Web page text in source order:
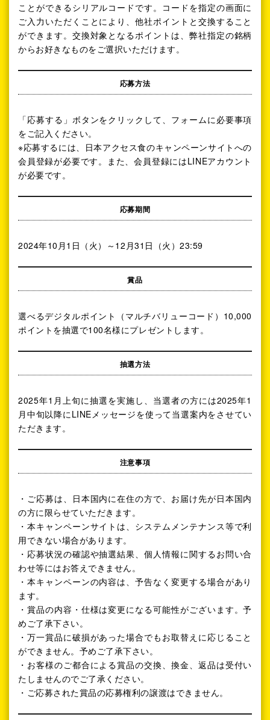
ことができるシリアルコードです。コードを指定の画面に
ご入力いただくことにより、他社ポイントと交換すること
ができます。交換対象となるポイントは、弊社指定の銘柄
からお好きなものをご選択いただけます。
応募方法
「応募する」ボタンをクリックして、フォームに必要事項
をご記入ください。
※応募するには、日本アクセス食のキャンペーンサイトへの
会員登録が必要です。また、会員登録にはLINEアカウント
が必要です。
応募期間
2024年10月1日（火）～12月31日（火）23:59
賞品
選べるデジタルポイント（マルチバリューコード）10,000
ポイントを抽選で100名様にプレゼントします。
抽選方法
2025年1月上旬に抽選を実施し、当選者の方には2025年1
月中旬以降にLINEメッセージを使って当選案内をさせてい
ただきます。
注意事項
・ご応募は、日本国内に在住の方で、お届け先が日本国内
の方に限らせていただきます。
・本キャンペーンサイトは、システムメンテナンス等で利
用できない場合があります。
・応募状況の確認や抽選結果、個人情報に関するお問い合
わせ等にはお答えできません。
・本キャンペーンの内容は、予告なく変更する場合があり
ます。
・賞品の内容・仕様は変更になる可能性がございます。予
めご了承下さい。
・万一賞品に破損があった場合でもお取替えに応じること
ができません。予めご了承下さい。
・お客様のご都合による賞品の交換、換金、返品は受付い
たしませんのでご了承ください。
・ご応募された賞品の応募権利の譲渡はできません。